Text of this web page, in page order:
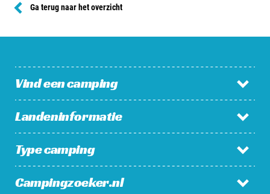
Ga terug naar het overzicht
Vind een camping
Campings in Nederland
Campings in België
Campings in Luxemburg
Landeninformatie
Nederland
België
Luxemburg
Type camping
Familiecamping
Campingzoeker.nl